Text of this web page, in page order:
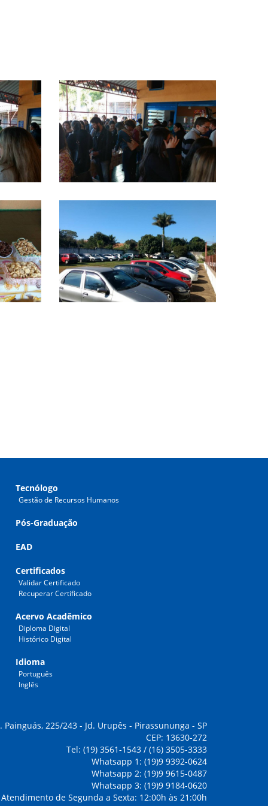
Tecnólogo
Gestão de Recursos Humanos
Pós-Graduação
EAD
Certificados
Validar Certificado
Recuperar Certificado
Acervo Acadêmico
Diploma Digital
Histórico Digital
Idioma
Português
Inglês
Painguás, 225/243 - Jd. Urupês - Pirassununga - SP
CEP: 13630-272
Tel: (19) 3561-1543 / (16) 3505-3333
Whatsapp 1: (19)9 9392-0624
Whatsapp 2: (19)9 9615-0487
Whatsapp 3: (19)9 9184-0620
Atendimento de Segunda a Sexta: 12:00h às 21:00h